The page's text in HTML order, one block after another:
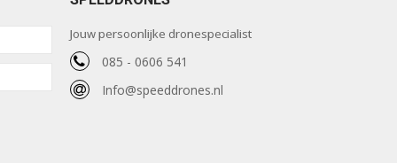
Jouw persoonlijke dronespecialist
085 - 0606 541
Info@speeddrones.nl